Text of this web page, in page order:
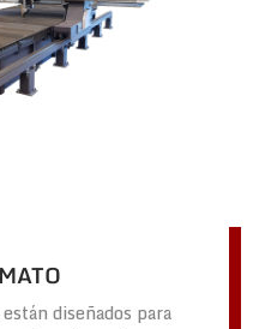
diseñados para